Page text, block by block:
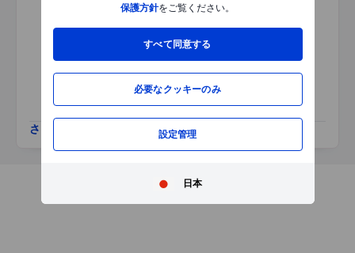
保護方針をご覧ください。
すべて同意する
必要なクッキーのみ
設定管理
日本
本銘柄では情報はご参照いただ
か、時間をおいて再度お試しく
ださい。
さらに表示